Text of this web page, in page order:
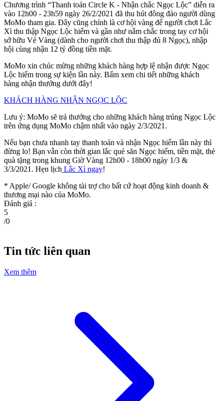
Chương trình “Thanh toán Circle K - Nhận chắc Ngọc Lộc” diễn ra
vào 12h00 - 23h59 ngày 26/2/2021 đã thu hút đông đảo người dùng
MoMo tham gia. Đây cũng chính là cơ hội vàng để người chơi Lắc
Xì thu thập Ngọc Lộc hiếm và gần như nắm chắc trong tay cơ hội
sở hữu Vé Vàng (dành cho người chơi thu thập đủ 8 Ngọc), nhập
hội cùng nhận 12 tỷ đồng tiền mặt.
MoMo xin chúc mừng những khách hàng hợp lệ nhận được Ngọc
Lộc hiếm trong sự kiện lần này. Bấm xem chi tiết những khách
hàng nhận thưởng dưới đây!
KHÁCH HÀNG NHẬN NGỌC LỘC
Lưu ý: MoMo sẽ trả thưởng cho những khách hàng trúng Ngọc Lộc
trên ứng dụng MoMo chậm nhất vào ngày 2/3/2021.
Nếu bạn chưa nhanh tay thanh toán và nhận Ngọc hiếm lần này thì
đừng lo! Bạn vẫn còn thời gian lắc quẻ săn Ngọc hiếm, tiền mặt, thẻ
quà tặng trong khung Giờ Vàng 12h00 - 18h00 ngày 1/3 &
3/3/2021. Hẹn lịch Lắc Xì ngay!
* Apple/ Google không tài trợ cho bất cứ hoạt động kinh doanh &
thương mại nào của MoMo.
Đánh giá :
5
/0
Tin tức liên quan
Xem thêm